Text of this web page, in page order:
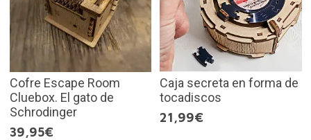
Cofre Escape Room
Cluebox. El gato de
Schrodinger
39,95€
Caja secreta en forma de
tocadiscos
21,99€